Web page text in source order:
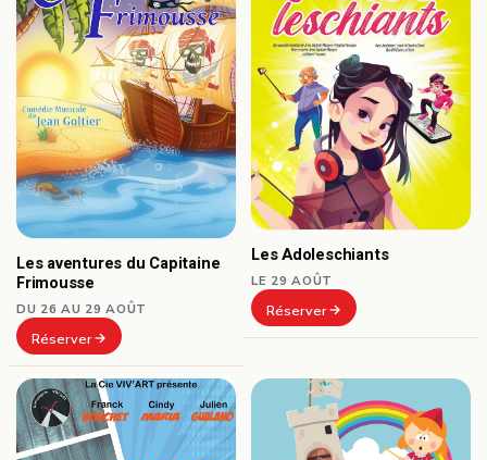
Les aventures du Capitaine
Frimousse
DU 26 AU 29 AOÛT
Réserver
Les Adoleschiants
LE 29 AOÛT
Réserver